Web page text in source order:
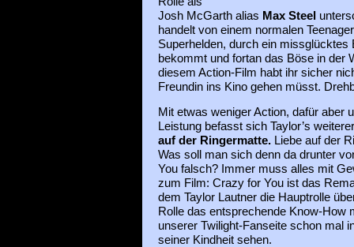
Josh McGarth alias Max Steel
handelt von einem normalen
Superhelden, durch ein missglücktes
bekommt und fortan das Böse in der
diesem Action-Film habt ihr sicher
Freundin ins Kino gehen müsst.
Mit etwas weniger Action, dafür aber
Leistung befasst sich Taylor’s
auf der Ringermatte.Liebe auf der
Was soll man sich denn da drunter
You falsch? Immer muss alles mit
zum Film: Crazy for You ist das
dem Taylor Lautner die Hauptrolle
Rolle das entsprechende Know-How
unserer Twilight-Fanseite schon mal
seiner Kindheit sehen.